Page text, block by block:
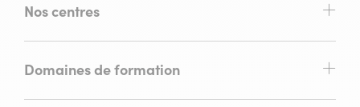
Nos centres
Domaines de formation